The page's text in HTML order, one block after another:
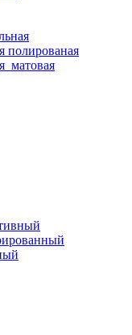
полированая
матовая